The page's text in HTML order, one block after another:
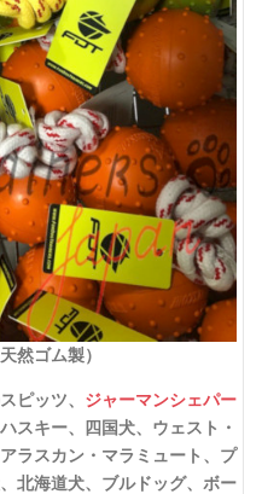
然ゴム製）
ピッツ、 ジャーマンシェパー
スキー、四国犬、ウェスト・
ラスカン・マラミュート、プ
北海道犬、ブルドッグ、ボー